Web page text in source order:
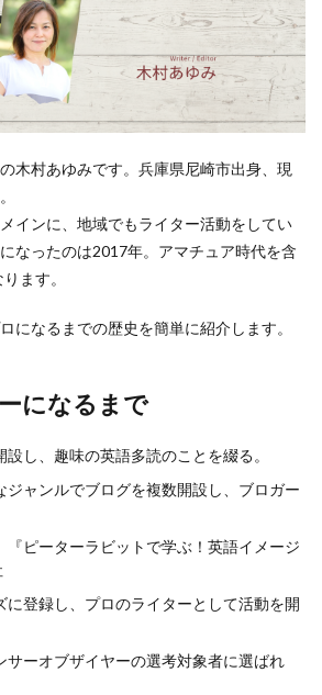
木村あゆみです。兵庫県尼崎市出身、現
インに、地域でもライター活動をしてい
なったのは2017年。アマチュア時代を含
ます。
になるまでの歴史を簡単に紹介します。
になるまで
し、趣味の英語多読のことを綴る。
ャンルでブログを複数開設し、ブロガー
ピーターラビットで学ぶ！英語イメージ
登録し、プロのライターとして活動を開
ーオブザイヤーの選考対象者に選ばれ